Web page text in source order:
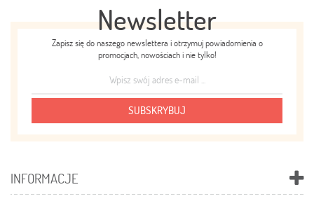
Newsletter
Zapisz się do naszego newslettera i otrzymuj powiadomienia o
promocjach, nowościach i nie tylko!
SUBSKRYBUJ
INFORMACJE